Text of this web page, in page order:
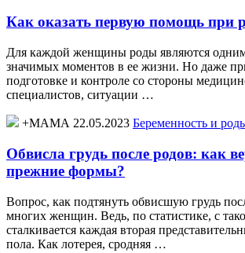
Как оказать первую помощь при
Для каждой женщины роды являются
значимых моментов в ее жизни. Но даже
подготовке и контроле со стороны
специалистов, ситуации …
+МАМА 22.05.2023 Беременность и
Обвисла грудь после родов: как
прежние формы?
Вопрос, как подтянуть обвисшую грудь
многих женщин. Ведь, по статистике, с
сталкивается каждая вторая
пола. Как лотерея, сродняя …